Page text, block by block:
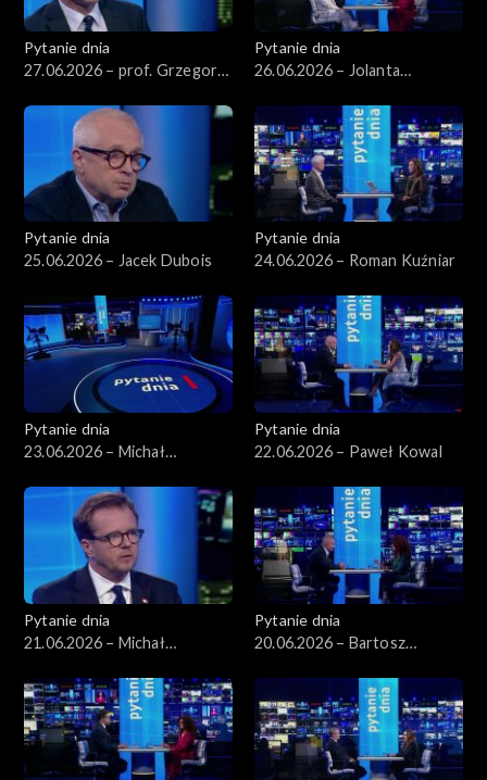
Pytanie dnia
27.06.2026 – prof. Grzegorz
Pytanie dnia
26.06.2026 – Jolanta
Pytanie dnia
25.06.2026 – Jacek Dubois
Pytanie dnia
24.06.2026 – Roman Kuźniar
Pytanie dnia
23.06.2026 – Michał
Pytanie dnia
22.06.2026 – Paweł Kowal
Pytanie dnia
21.06.2026 – Michał
Pytanie dnia
20.06.2026 – Bartosz